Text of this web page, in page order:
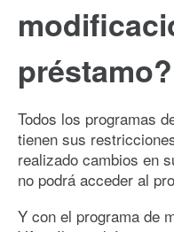
préstamo?
Todos los programas
tienen sus
realizado cambios en
no podrá acceder al
Y con el programa de